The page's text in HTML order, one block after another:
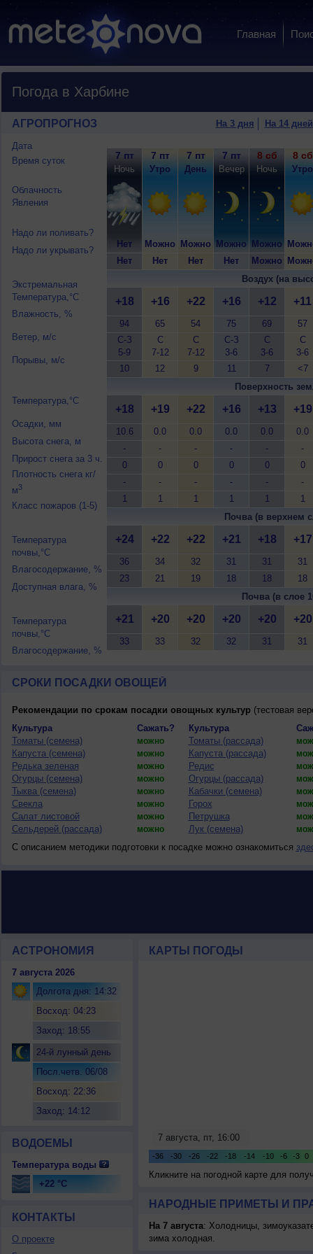
Главная
Погода в Харбине
АГРОПРОГНОЗ На 3 дня На 14 дней
Дата
Время суток
Облачность
Явления
Надо ли поливать?
Надо ли укрывать?
Экстремальная
Температура,°C
Влажность, %
Ветер, м/с
Порывы, м/с
Температура,°C
Осадки, мм
Высота снега, м
Прирост снега за 3 ч.
Плотность снега кг/
м3
Класс пожаров (1-5)
Температура
почвы,°C
Влагосодержание, %
Доступная влага, %
Температура
почвы,°C
Влагосодержание, %
7 пт
Ночь
Нет
Нет
7 пт
Утро
Можно
Нет
7 пт
День
Можно
Нет
7 пт
Вечер
Можно
Нет
8 сб
Ночь
Можно
Можно
8 сб
Утро
Воздух (на
+18
94
С-З
5-9
10
+16
65
С
7-12
12
+22
54
С
7-12
9
+16
75
С-З
3-6
11
+12
69
С
3-6
7
+11
57
С
3-6
<7
Поверхность
+18
10.6
-
0
-
1
+19
0.0
-
0
-
1
+22
0.0
-
0
-
1
+16
0.0
-
0
-
1
+13
0.0
-
0
-
1
+19
0.0
-
0
-
1
Почва (в верхнем
+24
36
23
+22
34
21
+22
32
19
+21
31
18
+18
31
18
+17
31
18
Почва (в слое
+21
33
+20
33
+20
32
+20
32
+20
31
+20
31
СРОКИ ПОСАДКИ ОВОЩЕЙ
Рекомендации по срокам посадки овощных культур(тестовая
Культура
Сажать? Культура
Томаты (семена)
можно Томаты (рассада)
Капуста (семена) можно Капуста (рассада)
Редька зеленая можно Редис
Огурцы (семена) можно Огурцы (рассада)
Тыква (семена) можно Кабачки (семена)
Свекла можно Горох
Салат листовой можно Петрушка
Сельдерей (рассада) можно Лук (семена)
С описанием методики подготовки к посадке можно ознакомиться
АСТРОНОМИЯ
7 августа 2026
Долгота дня: 14:32
Восход: 04:23
Заход: 18:55
24-й лунный день
Посл.четв. 06/08
Восход: 22:36
Заход: 14:12
ВОДОЕМЫ
Температура воды
+22 °C
КОНТАКТЫ
О проекте
КАРТЫ ПОГОДЫ
Кликните на погодной карте для
НАРОДНЫЕ ПРИМЕТЫ И
На 7 августа: Холодницы,
зима холодная.